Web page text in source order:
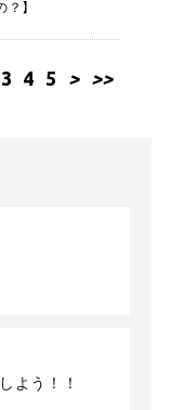
】
3 4 5 > >>
よう！！